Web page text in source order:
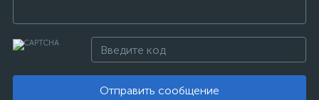
Отправить сообщение